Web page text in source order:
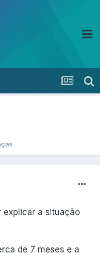
explicar a situação
de 7 meses e a